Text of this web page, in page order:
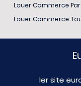
Louer Commerce
Louer Commerce
1er site